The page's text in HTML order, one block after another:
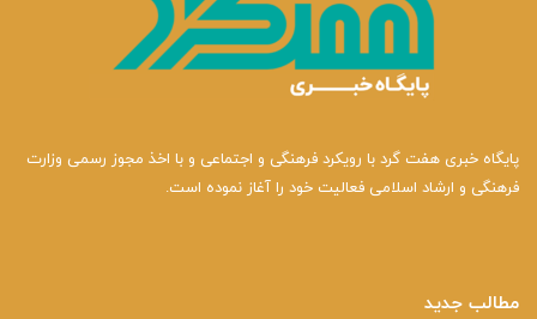
پایگاه خبری هفت گرد با رویکرد فرهنگی و اجتماعی و با اخذ مجوز رسمی وزارت
فرهنگی و ارشاد اسلامی فعالیت خود را آغاز نموده است.
مطالب جدید